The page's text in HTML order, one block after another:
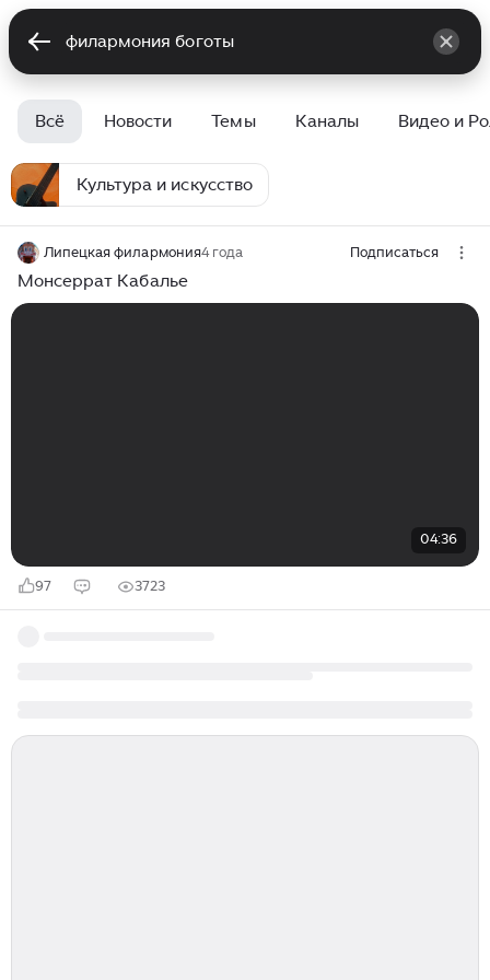
Всё Новости Темы Каналы Видео и
Культура и искусство
Липецкая филармония4 года Подписаться
Монсеррат Кабалье
04:36
97 3723